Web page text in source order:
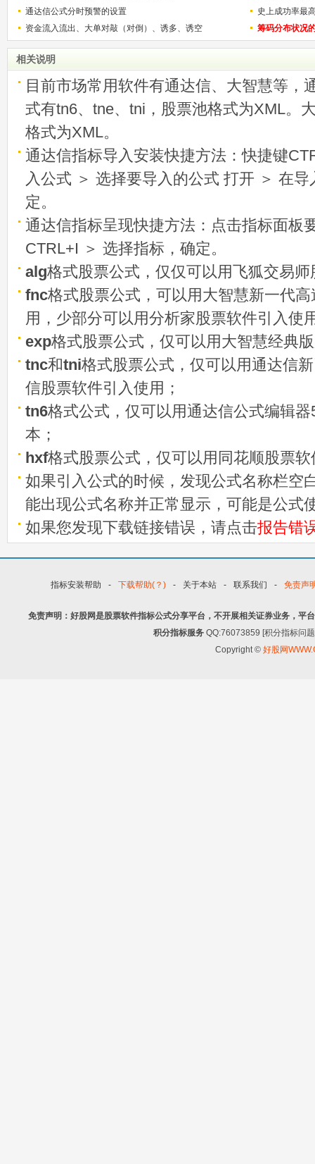
通达信公式分时预警的设置
史上成功率最
称选股法宝！
资金流入流出、大单对敲（对倒）、诱多、诱空 筹码分布状况
相关说明
目前市场常用软件有通达信、大智慧等，
式有tn6、tne、tni，股票池格式为XML。
格式为XML。
通达信指标导入安装快捷方法：快捷键
入公式 ＞ 选择要导入的公式 打开 ＞ 在
定。
通达信指标呈现快捷方法：点击指标面板
CTRL+I ＞ 选择指标，确定。
alg格式股票公式，仅仅可以用飞狐交易
fnc格式股票公式，可以用大智慧新一代
用，少部分可以用分析家股票软件引入使
exp格式股票公式，仅可以用大智慧经典
tnc和tni格式股票公式，仅可以用通达信
信股票软件引入使用；
tn6格式公式，仅可以用通达信公式编辑
本；
hxf格式股票公式，仅可以用同花顺股票
如果引入公式的时候，发现公式名称栏空
能出现公式名称并正常显示，可能是公式
如果您发现下载链接错误，请点击报告错
指标安装帮助 - 下载帮助(？) - 关于本站 - 联系我们 - 免责声
免责声明：好股网是股票软件指标公式分享平台，不开展相关证券业务，平
积分指标服务 QQ:76073859 [积分指标问
Copyright © 好股网